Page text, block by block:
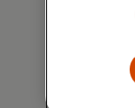
finančnom
vám
pomocou
prsta,
fotografie